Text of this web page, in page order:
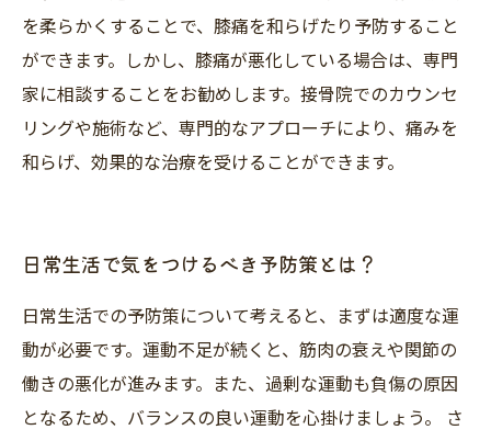
を柔らかくすることで、膝痛を和らげたり予防すること
ができます。しかし、膝痛が悪化している場合は、専門
家に相談することをお勧めします。接骨院でのカウンセ
リングや施術など、専門的なアプローチにより、痛みを
和らげ、効果的な治療を受けることができます。
日常生活で気をつけるべき予防策とは？
日常生活での予防策について考えると、まずは適度な運
動が必要です。運動不足が続くと、筋肉の衰えや関節の
働きの悪化が進みます。また、過剰な運動も負傷の原因
となるため、バランスの良い運動を心掛けましょう。 さ